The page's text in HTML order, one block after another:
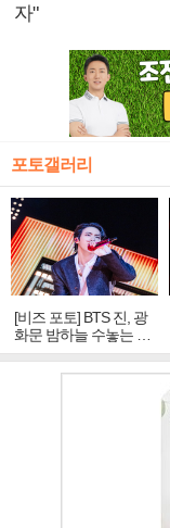
자"
포토갤러리
[비즈 포토] BTS 진, 광
화문 밤하늘 수놓는 '비
주얼 킹'의 열창